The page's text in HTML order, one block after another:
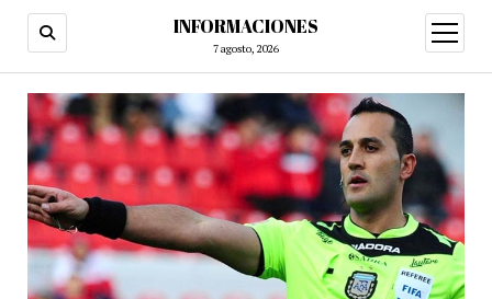
INFORMACIONES
7 agosto, 2026
abrir
menú